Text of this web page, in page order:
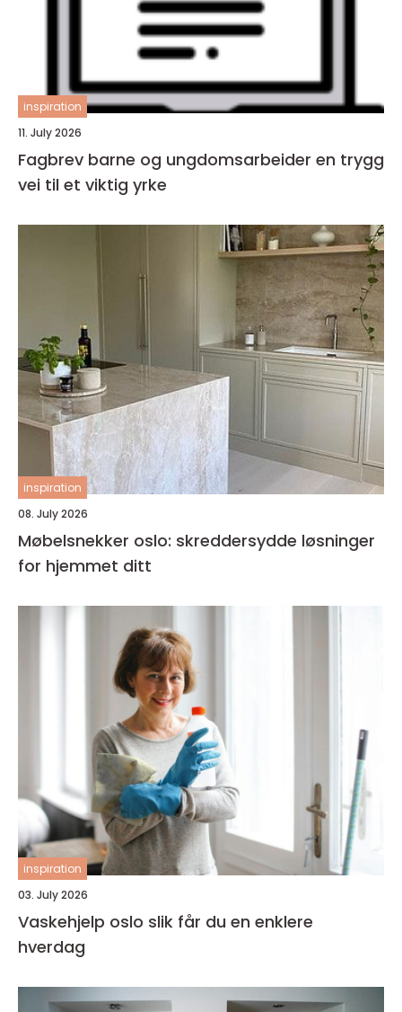
inspiration
11. July 2026
Fagbrev barne og ungdomsarbeider en trygg
vei til et viktig yrke
inspiration
08. July 2026
Møbelsnekker oslo: skreddersydde løsninger
for hjemmet ditt
inspiration
03. July 2026
Vaskehjelp oslo slik får du en enklere
hverdag